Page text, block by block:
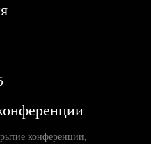
конференции,